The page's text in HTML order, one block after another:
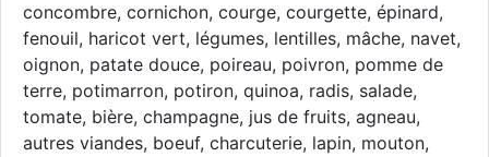
concombre, cornichon, courge, courgette, épinard,
fenouil, haricot vert, légumes, lentilles, mâche, navet,
oignon, patate douce, poireau, poivron, pomme de
terre, potimarron, potiron, quinoa, radis, salade,
tomate, bière, champagne, jus de fruits, agneau,
autres viandes, boeuf, charcuterie, lapin, mouton,